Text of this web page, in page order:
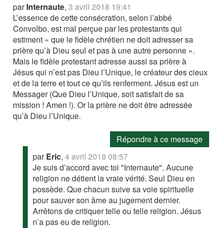
parInternaute,3 avril 2018 19:41
L’essence de cette consécration, selon l’abbé
Convolbo, est mal perçue par les protestants qui
estiment « que le fidèle chrétien ne doit adresser sa
prière qu’à Dieu seul et pas à une autre personne ».
Mais le fidèle protestant adresse aussi sa prière à
Jésus qui n’est pas Dieu l’Unique, le créateur des cieux
et de la terre et tout ce qu’ils renferment. Jésus est un
Messager (Que Dieu l’Unique, soit satisfait de sa
mission ! Amen !). Or la prière ne doit être adressée
qu’à Dieu l’Unique.
Répondre à ce message
parEric,4 avril 2018 08:57
Je suis d’accord avec toi "Internaute". Aucune
religion ne détient la vraie vérité. Seul Dieu en
possède. Que chacun suive sa voie spirituelle
pour sauver son âme au jugement dernier.
Arrêtons de critiquer telle ou telle religion. Jésus
n’a pas eu de religion.